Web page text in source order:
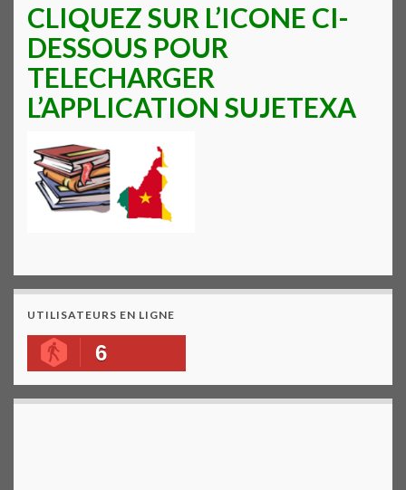
CLIQUEZ SUR L’ICONE CI-
DESSOUS POUR
TELECHARGER
L’APPLICATION SUJETEXA
UTILISATEURS EN LIGNE
6